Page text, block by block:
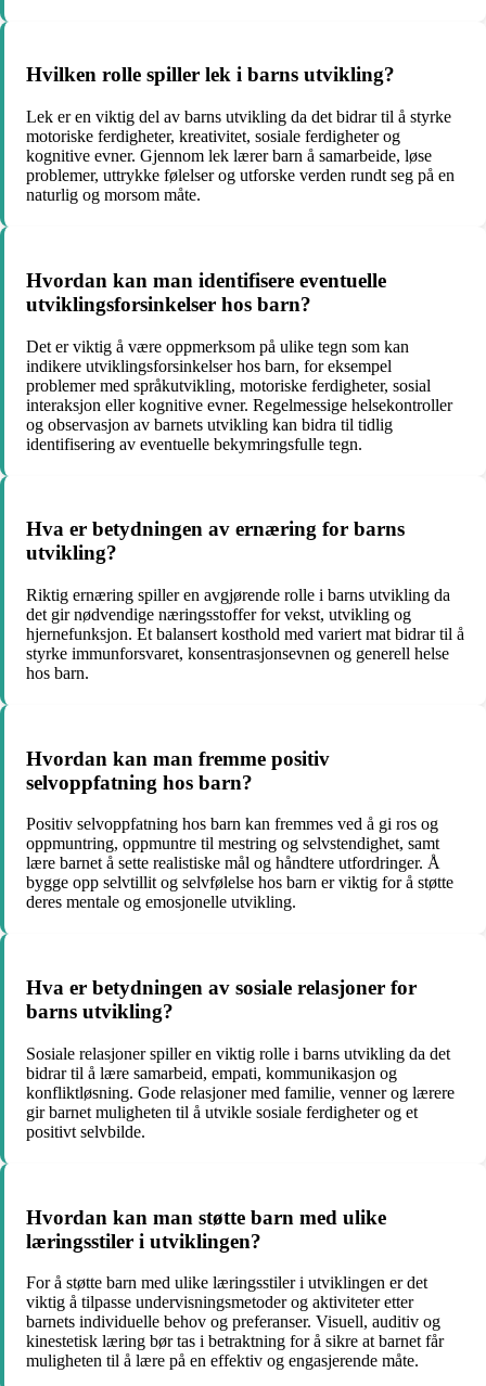
Hvilken rolle spiller lek i barns utvikling?
Lek er en viktig del av barns utvikling da det bidrar til å styrke
motoriske ferdigheter, kreativitet, sosiale ferdigheter og
kognitive evner. Gjennom lek lærer barn å samarbeide, løse
problemer, uttrykke følelser og utforske verden rundt seg på en
naturlig og morsom måte.
Hvordan kan man identifisere eventuelle
utviklingsforsinkelser hos barn?
Det er viktig å være oppmerksom på ulike tegn som kan
indikere utviklingsforsinkelser hos barn, for eksempel
problemer med språkutvikling, motoriske ferdigheter, sosial
interaksjon eller kognitive evner. Regelmessige helsekontroller
og observasjon av barnets utvikling kan bidra til tidlig
identifisering av eventuelle bekymringsfulle tegn.
Hva er betydningen av ernæring for barns
utvikling?
Riktig ernæring spiller en avgjørende rolle i barns utvikling da
det gir nødvendige næringsstoffer for vekst, utvikling og
hjernefunksjon. Et balansert kosthold med variert mat bidrar til å
styrke immunforsvaret, konsentrasjonsevnen og generell helse
hos barn.
Hvordan kan man fremme positiv
selvoppfatning hos barn?
Positiv selvoppfatning hos barn kan fremmes ved å gi ros og
oppmuntring, oppmuntre til mestring og selvstendighet, samt
lære barnet å sette realistiske mål og håndtere utfordringer. Å
bygge opp selvtillit og selvfølelse hos barn er viktig for å støtte
deres mentale og emosjonelle utvikling.
Hva er betydningen av sosiale relasjoner for
barns utvikling?
Sosiale relasjoner spiller en viktig rolle i barns utvikling da det
bidrar til å lære samarbeid, empati, kommunikasjon og
konfliktløsning. Gode relasjoner med familie, venner og lærere
gir barnet muligheten til å utvikle sosiale ferdigheter og et
positivt selvbilde.
Hvordan kan man støtte barn med ulike
læringsstiler i utviklingen?
For å støtte barn med ulike læringsstiler i utviklingen er det
viktig å tilpasse undervisningsmetoder og aktiviteter etter
barnets individuelle behov og preferanser. Visuell, auditiv og
kinestetisk læring bør tas i betraktning for å sikre at barnet får
muligheten til å lære på en effektiv og engasjerende måte.